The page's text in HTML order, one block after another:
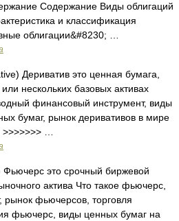
Содержание Виды облигаций
и классификация
облигации&#8230; …
Дериватив это ценная бумага,
нескольких базовых активах
финансовый инструмент, виды
бумаг, рынок деривативов в мире
…
это срочный биржевой
актива Что такое фьючерс,
рынок фьючерсов, торговля
фьючерс, виды ценных бумаг на